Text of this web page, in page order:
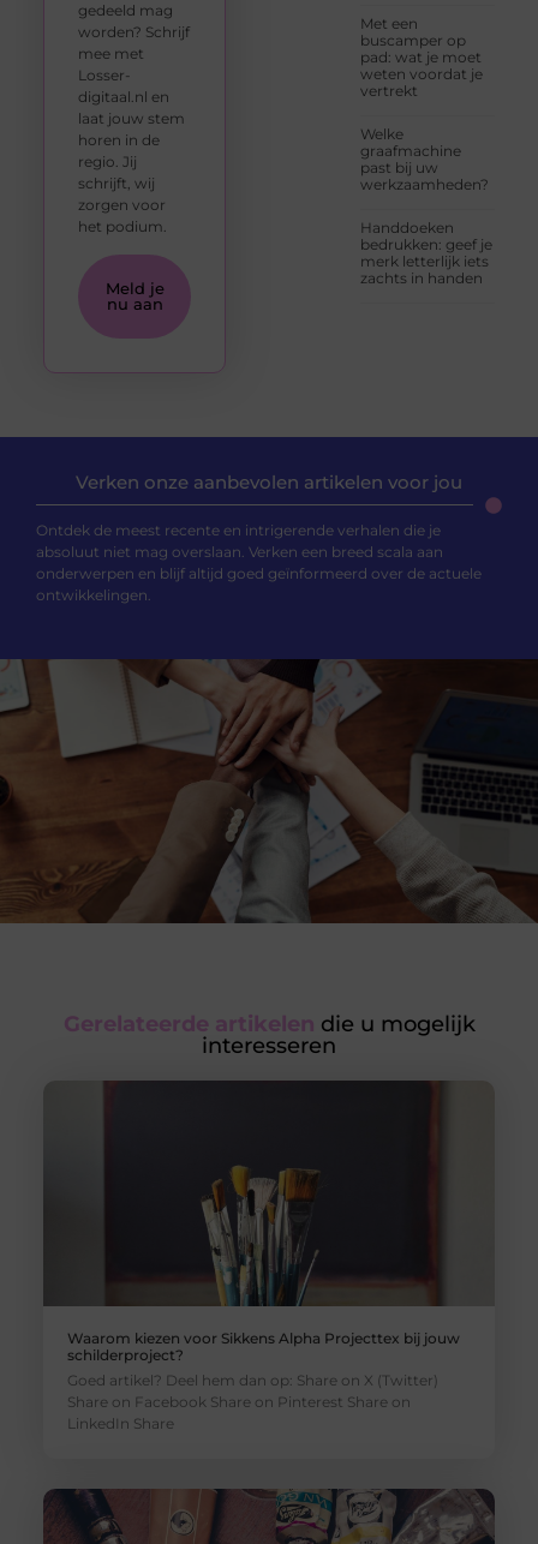
Met een
buscamper op
pad: wat je moet
weten voordat je
vertrekt
Welke
graafmachine
past bij uw
werkzaamheden?
Handdoeken
bedrukken: geef je
merk letterlijk iets
zachts in handen
gedeeld mag
worden? Schrijf
mee met
Losser-
digitaal.nl en
laat jouw stem
horen in de
regio. Jij
schrijft, wij
zorgen voor
het podium.
Meld je
nu aan
Verken onze aanbevolen artikelen voor jou
Ontdek de meest recente en intrigerende verhalen die je
absoluut niet mag overslaan. Verken een breed scala aan
onderwerpen en blijf altijd goed geïnformeerd over de actuele
ontwikkelingen.
Gerelateerde artikelen die u mogelijk
interesseren
Waarom kiezen voor Sikkens Alpha Projecttex bij jouw
schilderproject?
Goed artikel? Deel hem dan op: Share on X (Twitter)
Share on Facebook Share on Pinterest Share on
LinkedIn Share